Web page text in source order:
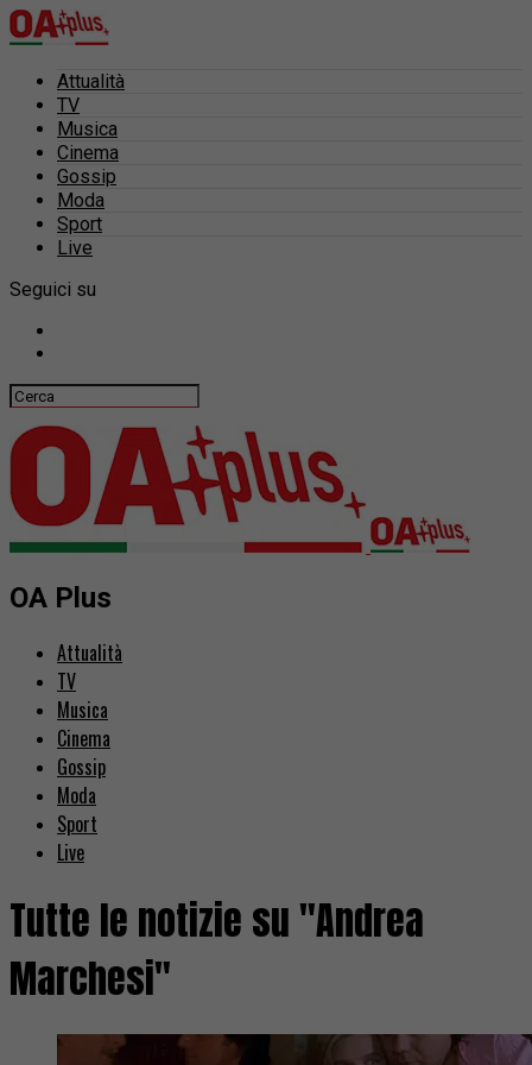
Attualità
TV
Musica
Cinema
Gossip
Moda
Sport
Live
Seguici su
OA Plus
Attualità
TV
Musica
Cinema
Gossip
Moda
Sport
Live
Tutte le notizie su "Andrea
Marchesi"